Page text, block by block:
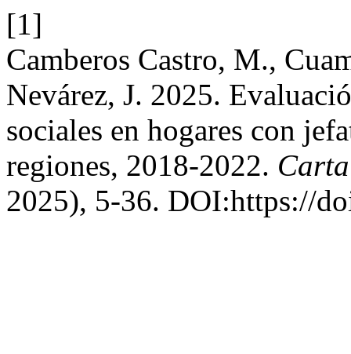
[1]
Camberos Castro, M.,
Nevárez, J. 2025.
sociales en hogares con
regiones, 2018-2022.
2025), 5-36. DOI:https://